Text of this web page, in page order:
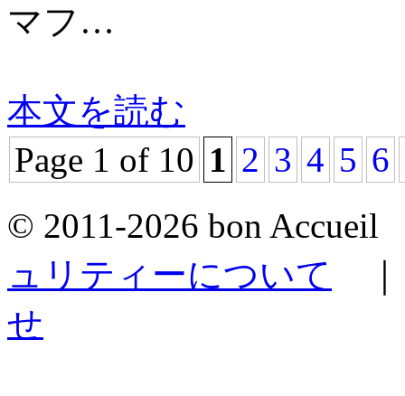
マフ…
本文を読む
Page 1 of 10 1 2 3 4 5 6
© 2011-2026 bon
ュリティーについて
せ